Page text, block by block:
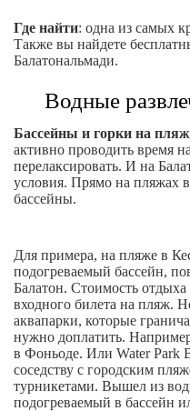
Где найти: одна из самых
Также вы найдете
Балатональмади.
Водные
Бассейны и горки на
активно проводить время
перелаксировать. И на
условия. Прямо на пляжах
бассейны.
Для примера, на пляже в
подогреваемый бассейн,
Балатон. Стоимость
входного билета на пляж.
аквапарки, которые
нужно доплатить.
в Фоньоде. Или Water Park
соседству с городским
турникетами. Вышел из
подогреваемый в бассейн